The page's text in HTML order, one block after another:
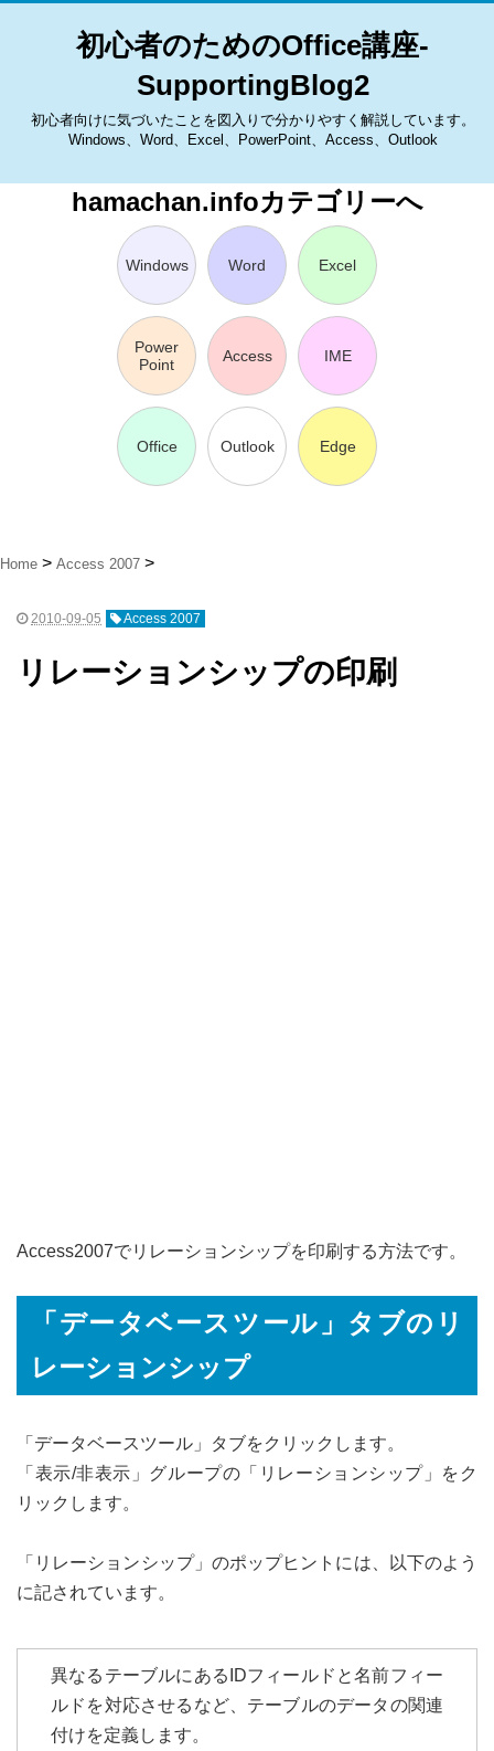
初心者のためのOffice講座-
SupportingBlog2
初心者向けに気づいたことを図入りで分かりやすく解説しています。
Windows、Word、Excel、PowerPoint、Access、Outlook
hamachan.infoカテゴリーへ
Windows Word Excel
Power
Point
Access IME
Office Outlook Edge
Home Access 2007
2010-09-05 Access 2007
リレーションシップの印刷
Access2007でリレーションシップを印刷する方法です。
「データベースツール」タブのリ
レーションシップ
「データベースツール」タブをクリックします。
「表示/非表示」グループの「リレーションシップ」をク
リックします。
「リレーションシップ」のポップヒントには、以下のよう
に記されています。
異なるテーブルにあるIDフィールドと名前フィー
ルドを対応させるなど、テーブルのデータの関連
付けを定義します。